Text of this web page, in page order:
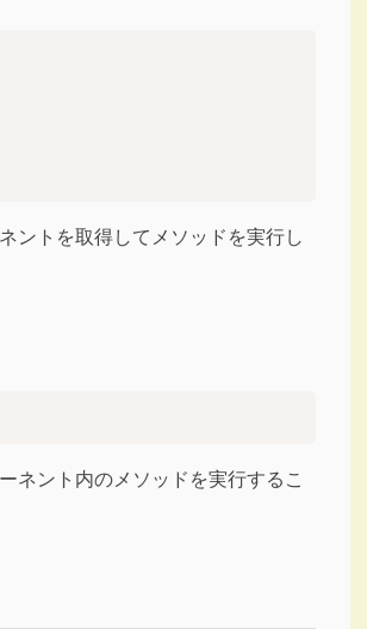
ントを取得してメソッドを実行し
ネント内のメソッドを実行するこ